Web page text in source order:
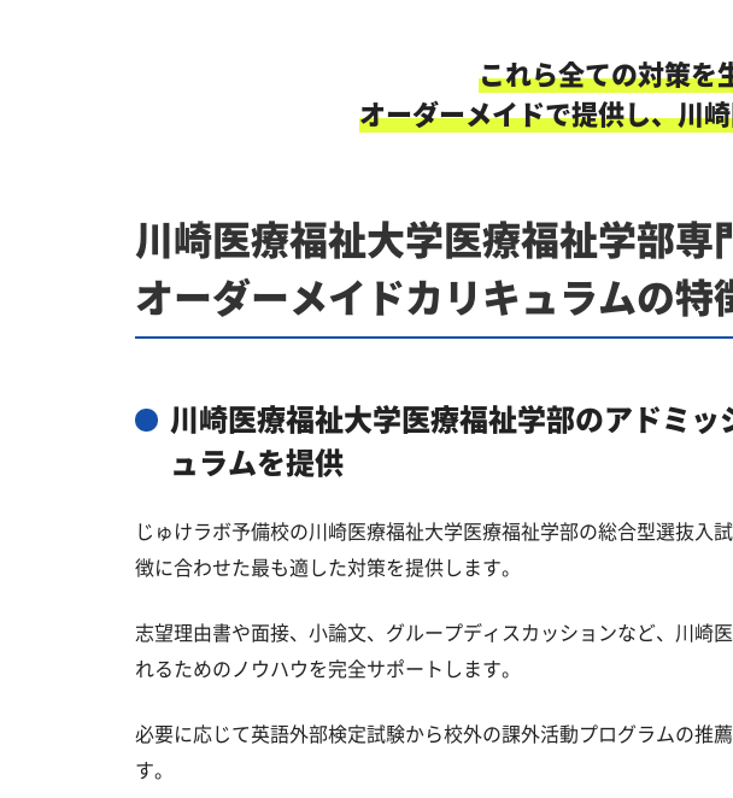
これら全ての対策を
オーダーメイドで提供し、川
川崎医療福祉大学医療福祉学部
オーダーメイドカリキュラムの特
川崎医療福祉大学医療福祉学部のアドミ
ュラムを提供
じゅけラボ予備校の川崎医療福祉大学医療福祉学部の総合型選抜
徴に合わせた最も適した対策を提供します。
志望理由書や面接、小論文、グループディスカッションなど、川崎
れるためのノウハウを完全サポートします。
必要に応じて英語外部検定試験から校外の課外活動プログラムの推
す。